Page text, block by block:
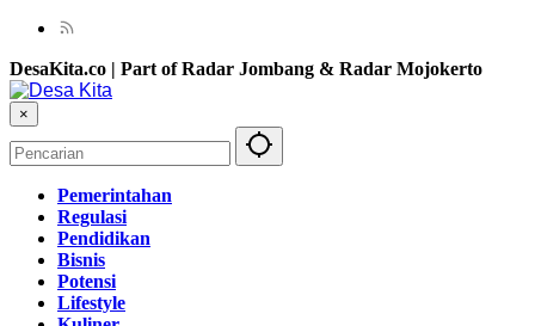
DesaKita.co | Part of Radar Jombang & Radar Mojokerto
×
Pemerintahan
Regulasi
Pendidikan
Bisnis
Potensi
Lifestyle